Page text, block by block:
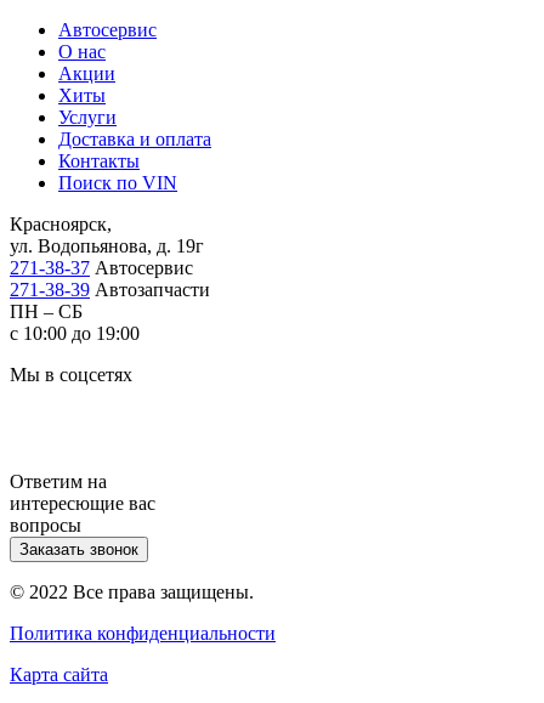
Автосервис
О нас
Акции
Хиты
Услуги
Доставка и оплата
Контакты
Поиск по VIN
Красноярск,
ул. Водопьянова, д. 19г
271-38-37 Автосервис
271-38-39 Автозапчасти
ПН – СБ
с 10:00 до 19:00
Мы в соцсетях
Ответим на
интересющие вас
вопросы
Заказать звонок
© 2022 Все права защищены.
Политика конфиденциальности
Карта сайта